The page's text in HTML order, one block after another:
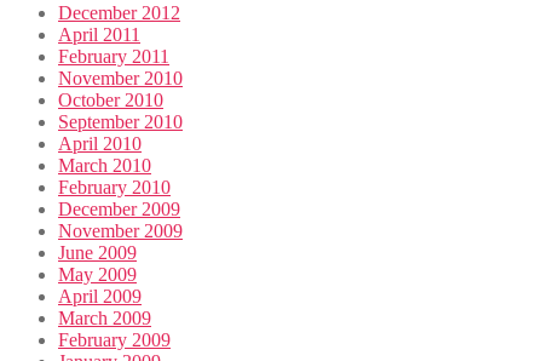
December 2012
April 2011
February 2011
November 2010
October 2010
September 2010
April 2010
March 2010
February 2010
December 2009
November 2009
June 2009
May 2009
April 2009
March 2009
February 2009